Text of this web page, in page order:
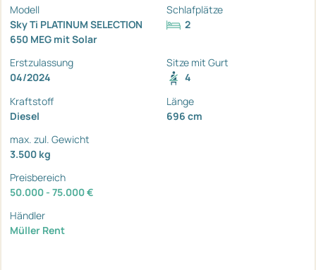
Modell
Sky Ti PLATINUM SELECTION
650 MEG mit Solar
Schlafplätze
2
Erstzulassung
04/2024
Sitze mit Gurt
4
Kraftstoff
Diesel
Länge
696 cm
max. zul. Gewicht
3.500 kg
Preisbereich
50.000 - 75.000 €
Händler
Müller Rent